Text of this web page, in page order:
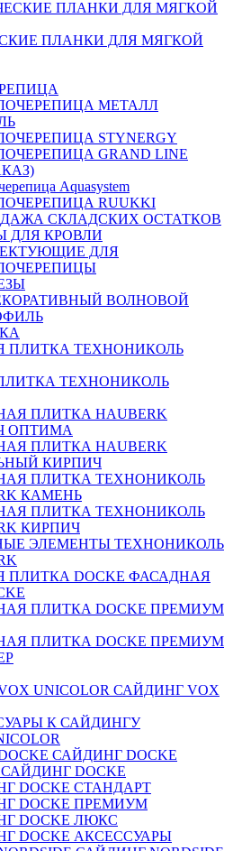
ПЛАНКИ ДЛЯ МЯГКОЙ
МЕТАЛЛ
STYNERGY
GRAND LINE
Aquasystem
RUUKKI
СКЛАДСКИХ ОСТАТКОВ
ДЛЯ КРОВЛИ
ДЛЯ
ВОЛНОВОЙ
ТЕХНОНИКОЛЬ
ПЛИТКА HAUBERK
ОПТИМА
ПЛИТКА HAUBERK
КИРПИЧ
ПЛИТКА ТЕХНОНИКОЛЬ
КАМЕНЬ
ПЛИТКА ТЕХНОНИКОЛЬ
КИРПИЧ
ЭЛЕМЕНТЫ ТЕХНОНИКОЛЬ
ФАСАДНАЯ
ПЛИТКА DOCKE ПРЕМИУМ
ПЛИТКА DOCKE ПРЕМИУМ
САЙДИНГ VOX
К САЙДИНГУ
САЙДИНГ DOCKE
DOCKE
DOCKE СТАНДАРТ
DOCKE ПРЕМИУМ
DOCKE ЛЮКС
DOCKE АКСЕССУАРЫ